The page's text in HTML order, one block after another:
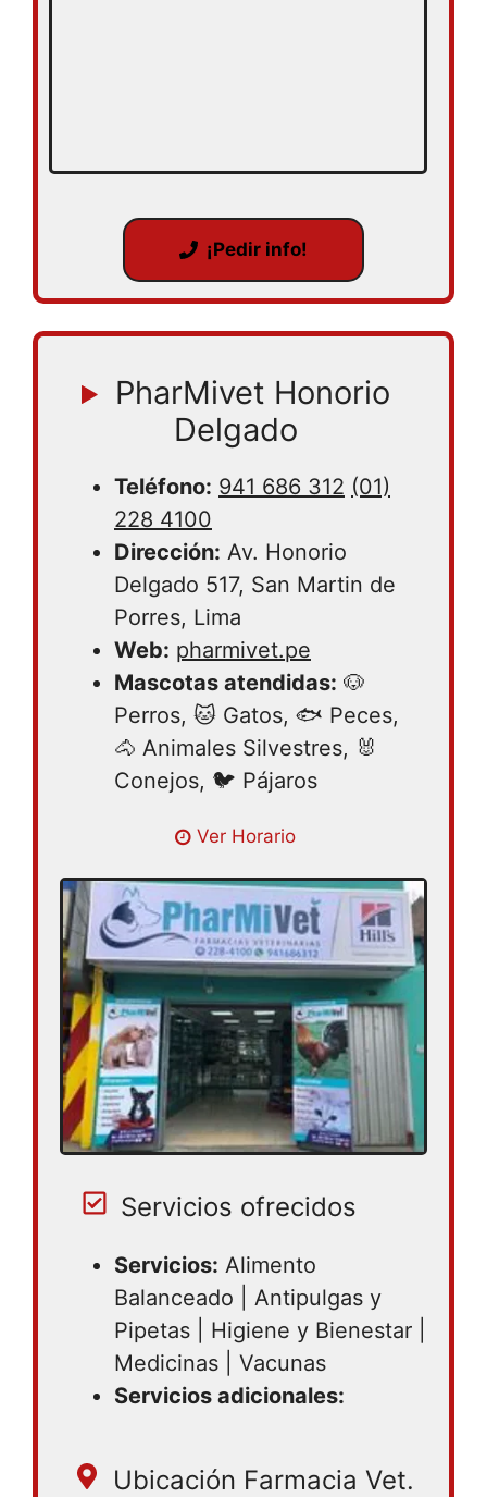
¡Pedir info!
PharMivet Honorio
Delgado
Teléfono: 941 686 312 (01)
228 4100
Dirección: Av. Honorio
Delgado 517, San Martin de
Porres, Lima
Web: pharmivet.pe
Mascotas atendidas: 🐶
Perros, 🐱 Gatos, 🐟 Peces,
🐴 Animales Silvestres, 🐰
Conejos, 🐦 Pájaros
Lunes 08:30 – 17:00 | Martes 08:30 –
08:30 – 17:00 | Viernes 08:30 – 17:00 |
Sábado 08:30 – 17:00 | Domingo cerrado
Ver Horario
Servicios ofrecidos
Servicios: Alimento
Balanceado | Antipulgas y
Pipetas | Higiene y Bienestar |
Medicinas | Vacunas
Servicios adicionales:
Ubicación Farmacia Vet.